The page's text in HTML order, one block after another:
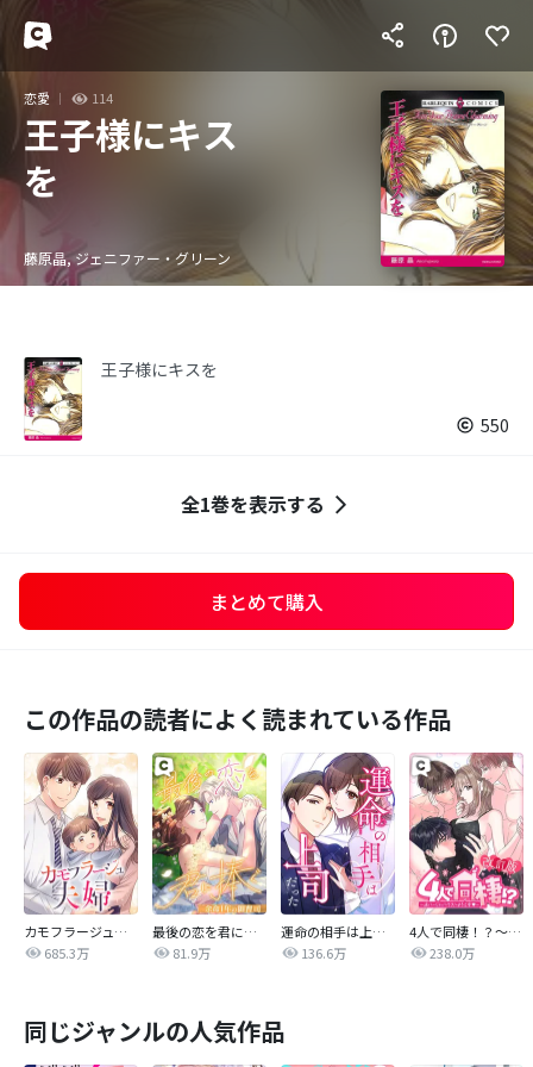
恋愛 114
王子様にキス
を
藤原晶, ジェニファー・グリーン
王子様にキスを
550
全1巻を表示する
まとめて購入
この作品の読者によく読まれている作品
カモフラージュ夫婦
685.3万
最後の恋を君に捧ぐ～余命1年の御曹司～
81.9万
運命の相手は上司だった
136.6万
4人で同棲！？～逆ハーレムハウスへようこそ♥～【改訂版】
238.0万
同じジャンルの人気作品